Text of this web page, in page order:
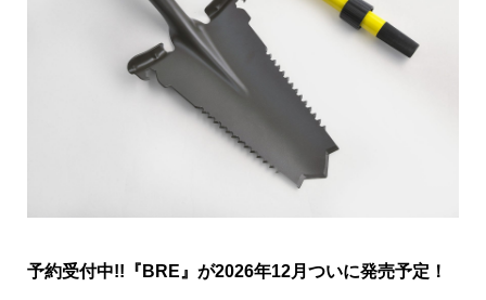
予約受付中!!『BRE』が2026年12月ついに発売予定！